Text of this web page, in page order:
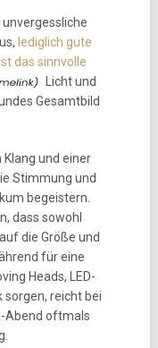
lediglich gute
das sinnvolle
Licht und
Gesamtbild
und einer
Stimmung und
begeistern.
dass sowohl
die Größe und
für eine
Heads, LED-
sorgen, reicht bei
Abend oftmals